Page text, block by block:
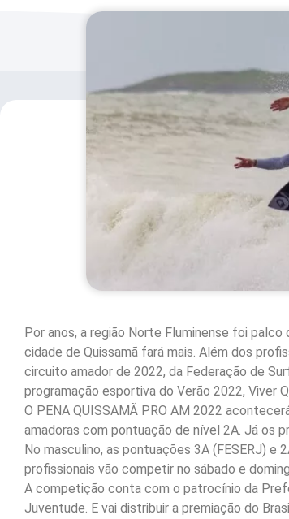
Por anos, a região Norte Fluminense foi
cidade de Quissamã fará mais. Além dos
circuito amador de 2022, da Federação de
programação esportiva do Verão 2022, Viver
O PENA QUISSAMÃ PRO AM 2022
amadoras com pontuação de nível 2A. Já os
No masculino, as pontuações 3A (FESERJ) e
profissionais vão competir no sábado e
A competição conta com o patrocínio da
Juventude. E vai distribuir a premiação do